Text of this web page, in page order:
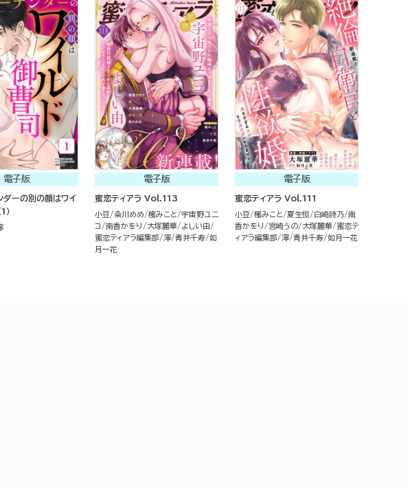
電子版
ダーの別の顔はワイ
）
電子版
蜜恋ティアラ Vol.113
小豆 粂川めめ 櫁みこと
宇宙野ユニ
コ
南香かをり 大塚麗華
よしい由
蜜恋ティアラ編集部
濘 青井千寿 如
月一花
電子版
蜜恋ティアラ Vol.111
小豆 櫁みこと 夏生恒 白崎詩乃
南
香かをり
宮崎うの 大塚麗華
蜜恋テ
ィアラ編集部
濘 青井千寿 如月一花